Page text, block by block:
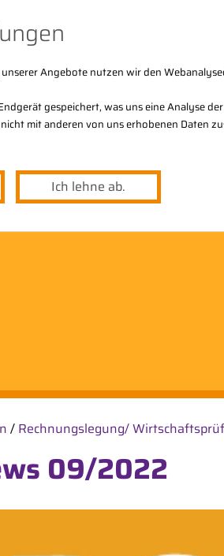
Angebote nutzen wir den
gespeichert, was uns eine Analyse
mit anderen von uns erhobenen Daten
Ich lehne ab.
Themen Angebote
/ Rechnungslegung/
09/2022